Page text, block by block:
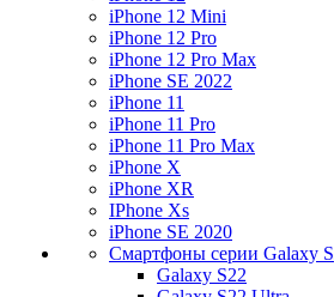
iPhone 12 Mini
iPhone 12 Pro
iPhone 12 Pro Max
iPhone SE 2022
iPhone 11
iPhone 11 Pro
iPhone 11 Pro Max
iPhone X
iPhone XR
IPhone Xs
iPhone SE 2020
Смартфоны серии Galaxy S
Galaxy S22